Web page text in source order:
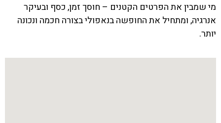
מי שמבין את הפרטים הקטנים – חוסך זמן, כסף ובעיקר
אנרגיה, ומתחיל את החופשה בנאפולי בצורה חכמה ונכונה
יותר.